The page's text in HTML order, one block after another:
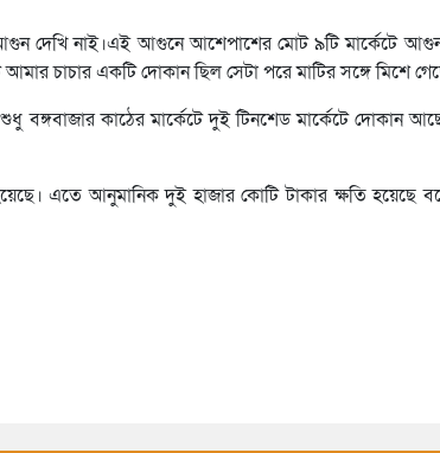
দেখি নাই।এই আগুনে আশেপাশের মোট ৯টি মার্কেটে
চাচার একটি দোকান ছিল সেটা পরে মাটির সঙ্গে মিশে
বঙ্গবাজার কাঠের মার্কেটে দুই টিনশেড মার্কেটে দোকান
এতে আনুমানিক দুই হাজার কোটি টাকার ক্ষতি হয়েছে